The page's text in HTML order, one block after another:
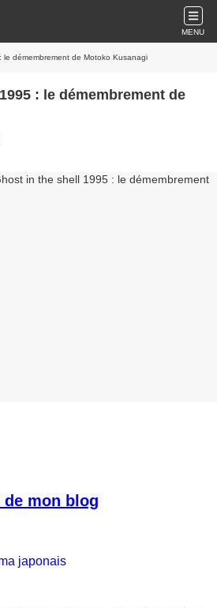
MENU
démembrement de Motoko Kusanagi
: le démembrement de
mon blog
japonais